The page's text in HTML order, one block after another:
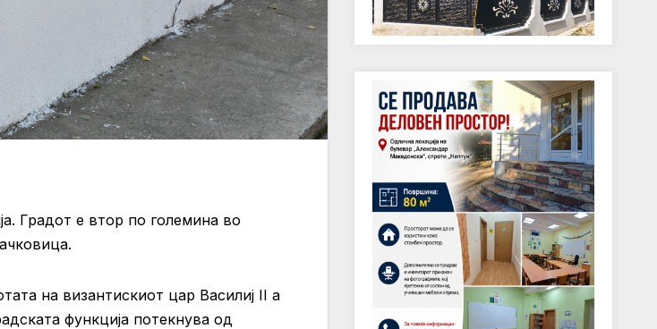
Градот е втор по големина во
на византискиот цар Василиј II а
функција потекнува од